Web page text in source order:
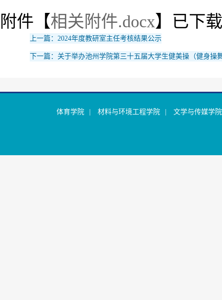
附件【相关附件.docx】已下载
上一篇：2024年度教研室主任考核结果公示
下一篇：关于举办池州学院第三十五届大学生健美操（健身操
体育学院 材料与环境工程学院 文学与传媒学院